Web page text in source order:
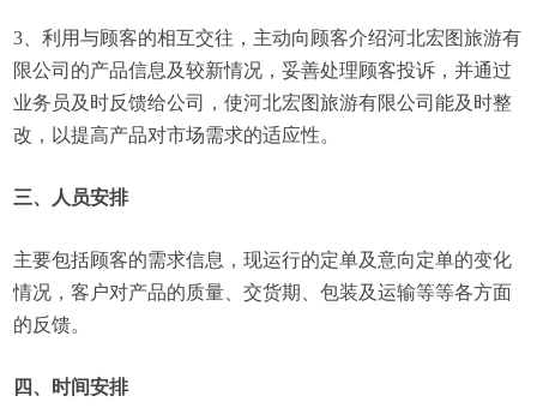
3、利用与顾客的相互交往，主动向顾客介绍河北宏图旅游有
限公司的产品信息及较新情况，妥善处理顾客投诉，并通过
业务员及时反馈给公司，使河北宏图旅游有限公司能及时整
改，以提高产品对市场需求的适应性。
三、人员安排
主要包括顾客的需求信息，现运行的定单及意向定单的变化
情况，客户对产品的质量、交货期、包装及运输等等各方面
的反馈。
四、时间安排